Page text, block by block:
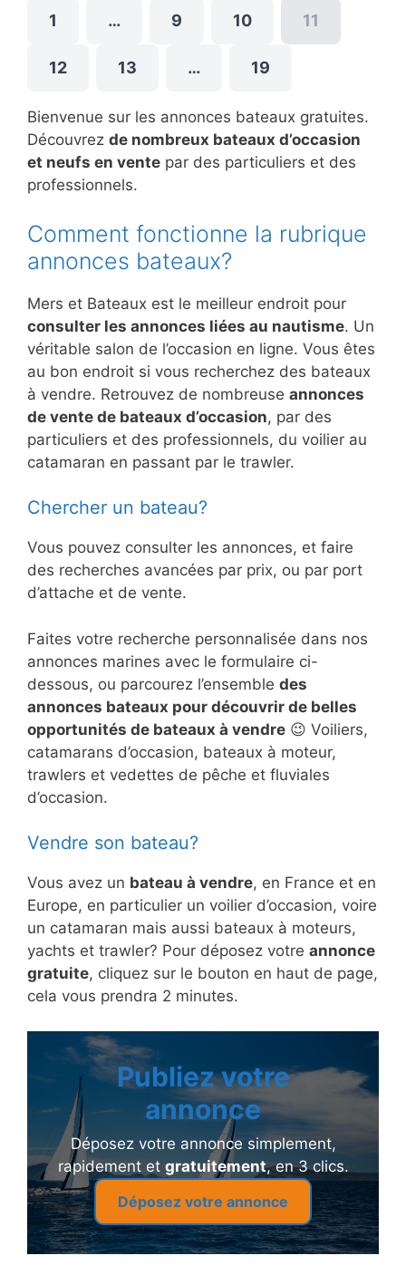
1 … 9 10 11
12 13 … 19
Bienvenue sur les annonces bateaux gratuites.
Découvrez de nombreux bateaux d’occasion
et neufs en vente par des particuliers et des
professionnels.
Comment fonctionne la rubrique
annonces bateaux?
Mers et Bateaux est le meilleur endroit pour
consulter les annonces liées au nautisme. Un
véritable salon de l’occasion en ligne. Vous êtes
au bon endroit si vous recherchez des bateaux
à vendre. Retrouvez de nombreuse annonces
de vente de bateaux d’occasion, par des
particuliers et des professionnels, du voilier au
catamaran en passant par le trawler.
Chercher un bateau?
Vous pouvez consulter les annonces, et faire
des recherches avancées par prix, ou par port
d’attache et de vente.
Faites votre recherche personnalisée dans nos
annonces marines avec le formulaire ci-
dessous, ou parcourez l’ensemble des
annonces bateaux pour découvrir de belles
opportunités de bateaux à vendre 😉 Voiliers,
catamarans d’occasion, bateaux à moteur,
trawlers et vedettes de pêche et fluviales
d’occasion.
Vendre son bateau?
Vous avez un bateau à vendre, en France et en
Europe, en particulier un voilier d’occasion, voire
un catamaran mais aussi bateaux à moteurs,
yachts et trawler? Pour déposez votre annonce
gratuite, cliquez sur le bouton en haut de page,
cela vous prendra 2 minutes.
Publiez votre
annonce
Déposez votre annonce simplement,
rapidement et gratuitement, en 3 clics.
Déposez votre annonce